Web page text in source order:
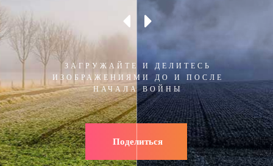
ЗАГРУЖАЙТЕ И ДЕЛИТЕСЬ
ИЗОБРАЖЕНИЯМИ ДО И ПОСЛЕ
НАЧАЛА ВОЙНЫ
Поделиться